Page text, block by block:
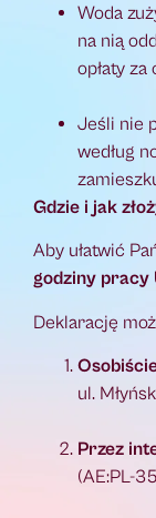
Woda
na nią
opłaty za
Jeśli nie
według
Gdzie i jak
Aby ułatwić
godziny pracy
Deklarację
ul.
Przez
(AE:PL-